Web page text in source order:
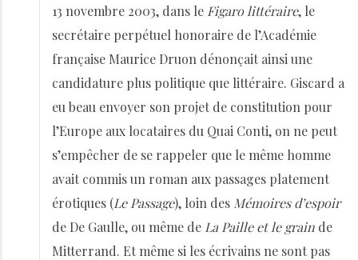
13 novembre 2003, dans le Figaro littéraire, le
secrétaire perpétuel honoraire de l’Académie
française Maurice Druon dénonçait ainsi une
candidature plus politique que littéraire. Giscard a
eu beau envoyer son projet de constitution pour
l’Europe aux locataires du Quai Conti, on ne peut
s’empêcher de se rappeler que le même homme
avait commis un roman aux passages platement
érotiques (Le Passage), loin des Mémoires d’espoir
de De Gaulle, ou même de La Paille et le grain de
Mitterrand. Et même si les écrivains ne sont pas